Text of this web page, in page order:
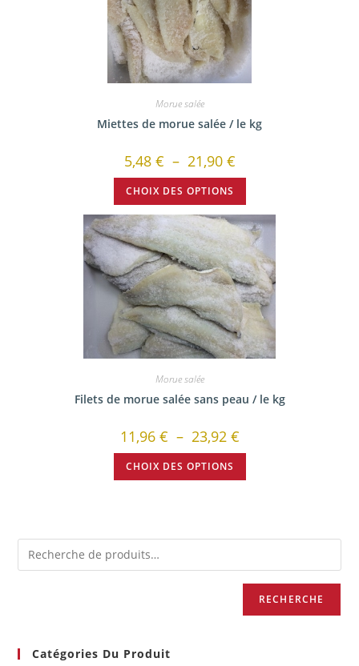
Morue salée
Miettes de morue salée / le kg
5,48 € – 21,90 €
CHOIX DES OPTIONS
Morue salée
Filets de morue salée sans peau / le kg
11,96 € – 23,92 €
CHOIX DES OPTIONS
RECHERCHE
Catégories Du Produit